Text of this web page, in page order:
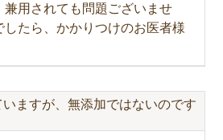
兼用されても問題ございませ
したら、かかりつけのお医者様
ますが、無添加ではないのです